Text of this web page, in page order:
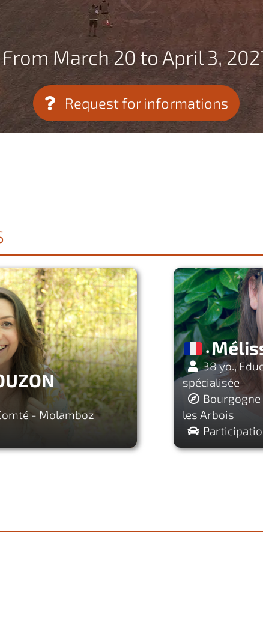
From March 20 to April 3,
Request for informations
- Molamboz
38 yo.,
spécialisée
les Arbois